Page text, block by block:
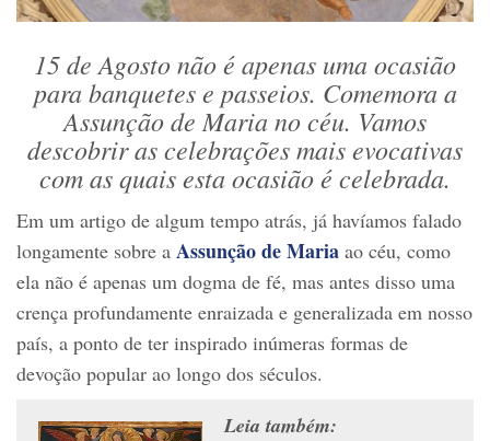
15 de Agosto não é apenas uma ocasião
para banquetes e passeios. Comemora a
Assunção de Maria no céu. Vamos
descobrir as celebrações mais evocativas
com as quais esta ocasião é celebrada.
Em um artigo de algum tempo atrás, já havíamos falado
longamente sobre a Assunção de Maria ao céu, como
ela não é apenas um dogma de fé, mas antes disso uma
crença profundamente enraizada e generalizada em nosso
país, a ponto de ter inspirado inúmeras formas de
devoção popular ao longo dos séculos.
Leia também: